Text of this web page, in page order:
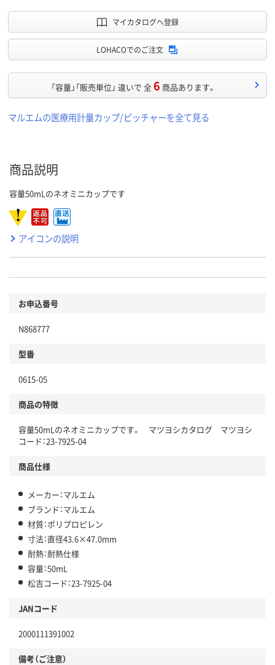
マイカタログへ登録
LOHACOでのご注文
「容量」「販売単位」 違いで 全6 商品あります。
マルエムの医療用計量カップ/ピッチャーを全て見る
商品説明
容量50mLのネオミニカップです
アイコンの説明
お申込番号
N868777
型番
0615-05
商品の特徴
容量50mLのネオミニカップです。 マツヨシカタログ マツヨシ
コード：23-7925-04
商品仕様
メーカー：マルエム
ブランド：マルエム
材質：ポリプロピレン
寸法：直径43.6×47.0mm
耐熱：耐熱仕様
容量：50mL
松吉コード：23-7925-04
JANコード
2000111391002
備考（ご注意）